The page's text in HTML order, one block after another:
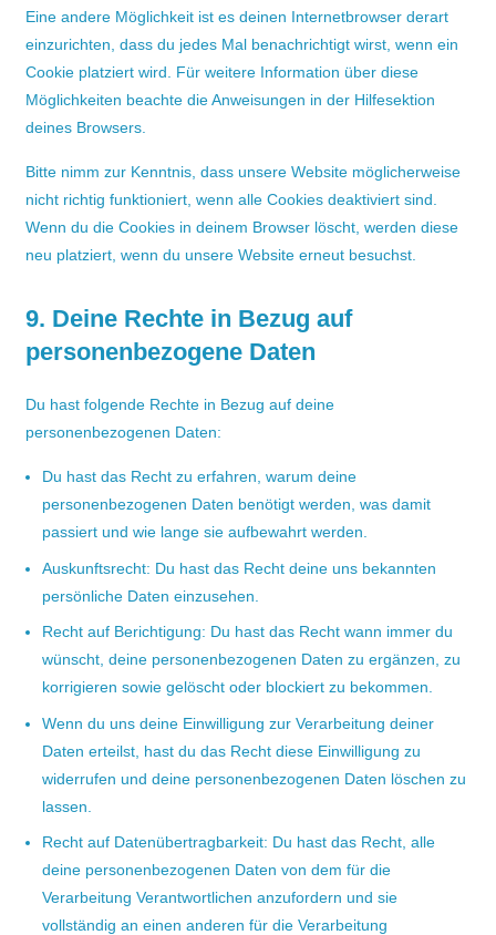
Eine andere Möglichkeit ist es deinen Internetbrowser derart
einzurichten, dass du jedes Mal benachrichtigt wirst, wenn ein
Cookie platziert wird. Für weitere Information über diese
Möglichkeiten beachte die Anweisungen in der Hilfesektion
deines Browsers.
Bitte nimm zur Kenntnis, dass unsere Website möglicherweise
nicht richtig funktioniert, wenn alle Cookies deaktiviert sind.
Wenn du die Cookies in deinem Browser löscht, werden diese
neu platziert, wenn du unsere Website erneut besuchst.
9. Deine Rechte in Bezug auf
personenbezogene Daten
Du hast folgende Rechte in Bezug auf deine
personenbezogenen Daten:
Du hast das Recht zu erfahren, warum deine
personenbezogenen Daten benötigt werden, was damit
passiert und wie lange sie aufbewahrt werden.
Auskunftsrecht: Du hast das Recht deine uns bekannten
persönliche Daten einzusehen.
Recht auf Berichtigung: Du hast das Recht wann immer du
wünscht, deine personenbezogenen Daten zu ergänzen, zu
korrigieren sowie gelöscht oder blockiert zu bekommen.
Wenn du uns deine Einwilligung zur Verarbeitung deiner
Daten erteilst, hast du das Recht diese Einwilligung zu
widerrufen und deine personenbezogenen Daten löschen zu
lassen.
Recht auf Datenübertragbarkeit: Du hast das Recht, alle
deine personenbezogenen Daten von dem für die
Verarbeitung Verantwortlichen anzufordern und sie
vollständig an einen anderen für die Verarbeitung